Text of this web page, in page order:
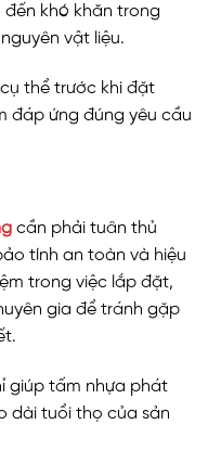
khó khăn trong
vật liệu.
thể trước khi đặt
đáp ứng đúng yêu cầu
cần phải tuân thủ
tính an toàn và hiệu
trong việc lắp đặt,
gia để tránh gặp
giúp tấm nhựa phát
dài tuổi thọ của sản